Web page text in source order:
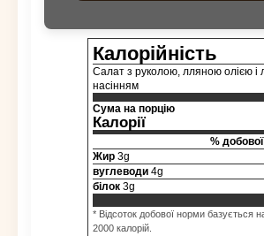
Калорійність
Салат з руколою, лляною олією і
насінням
Сума на порцію
Калорії
%
Жир 3g
вуглеводи 4g
білок 3g
* Відсоток добової норми базується на
2000 калорій.